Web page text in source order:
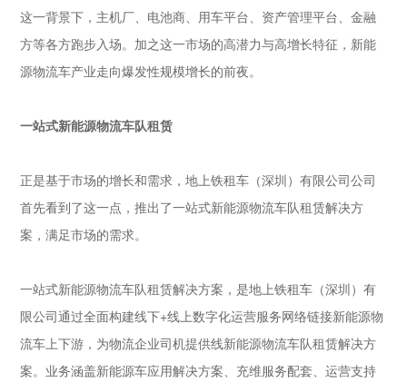
这一背景下，主机厂、电池商、用车平台、资产管理平台、金融
方等各方跑步入场。加之这一市场的高潜力与高增长特征，新能
源物流车产业走向爆发性规模增长的前夜。
一站式新能源物流车队租赁
正是基于市场的增长和需求，地上铁租车（深圳）有限公司公司
首先看到了这一点，推出了一站式新能源物流车队租赁解决方
案，满足市场的需求。
一站式新能源物流车队租赁解决方案，是地上铁租车（深圳）有
限公司通过全面构建线下+线上数字化运营服务网络链接新能源物
流车上下游，为物流企业司机提供线新能源物流车队租赁解决方
案。业务涵盖新能源车应用解决方案、充维服务配套、运营支持